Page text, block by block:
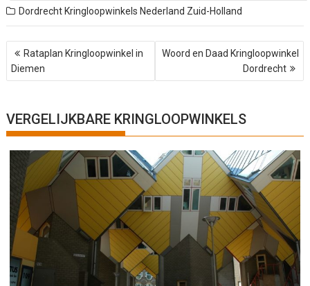
Dordrecht Kringloopwinkels Nederland Zuid-Holland
e
r
h
t
v
g
e
Rataplan Kringloopwinkel in
Diemen
Woord en Daad Kringloopwinkel
Dordrecht
VERGELIJKBARE KRINGLOOPWINKELS